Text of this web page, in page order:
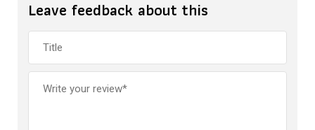
Leave feedback about this